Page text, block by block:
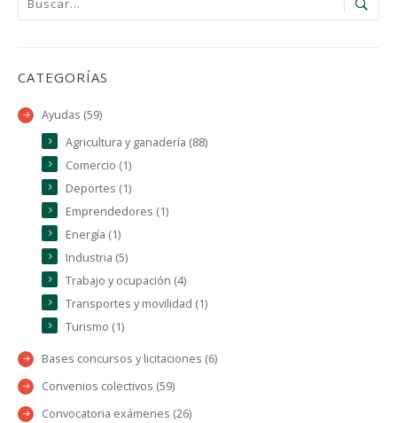
CATEGORÍAS
Ayudas (59)
Agricultura y ganadería (88)
Comercio (1)
Deportes (1)
Emprendedores (1)
Energía (1)
Industria (5)
Trabajo y ocupación (4)
Transportes y movilidad (1)
Turismo (1)
Bases concursos y licitaciones (6)
Convenios colectivos (59)
Convocatoria exámenes (26)